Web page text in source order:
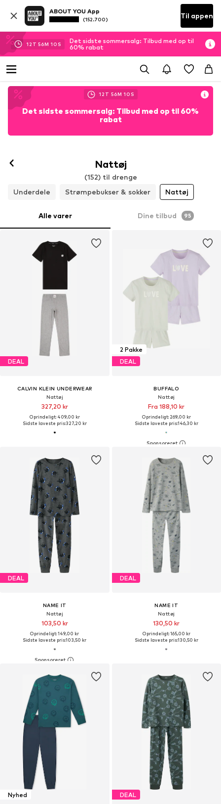
ABOUT YOU App
(152.700) Til appen
12 T 56M 07 S
Det sidste sommersalg: Tilbud med op til
60% rabat
12 T 56M 07 S
Det sidste sommersalg: Tilbud med op til 60%
rabat
Nattøj
(152) til drenge
Underdele
Strømpebukser & sokker Nattøj
Alle varer Dine tilbud 95
DEAL
CALVIN KLEIN UNDERWEAR
Nattøj
327,20 kr
Oprindeligt: 409,00 kr
Sidste laveste pris:327,20 kr
2 Pakke
DEAL
BUFFALO
Nattøj
Fra 188,10 kr
Oprindeligt: 269,00 kr
Sidste laveste pris:146,30 kr
DEAL
NAME IT
Nattøj
103,50 kr
Oprindeligt: 149,00 kr
Sidste laveste pris:103,50 kr
DEAL
NAME IT
Nattøj
130,50 kr
Oprindeligt: 165,00 kr
Sidste laveste pris:130,50 kr
Nyhed DEAL